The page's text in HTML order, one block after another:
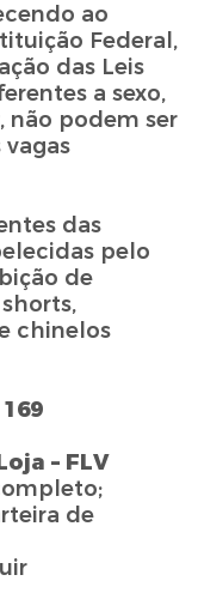
ao
Federal,
das Leis
a sexo,
não podem ser
das
pelo
de
chinelos
169
– FLV
de